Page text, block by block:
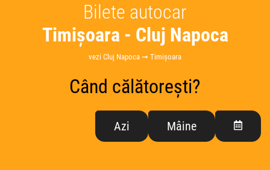
Bilete autocar
Timișoara - Cluj Napoca
vezi Cluj Napoca ➞ Timișoara
Când călătorești?
Azi Mâine